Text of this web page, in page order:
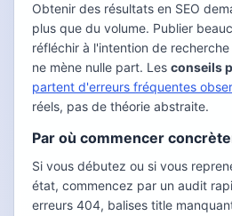
Obtenir des résultats en SEO
plus que du volume. Publier
réfléchir à l'intention de
ne mène nulle part. Les conseils
partent d'erreurs fréquentes
réels, pas de théorie abstraite.
Par où commencer
Si vous débutez ou si vous
état, commencez par un audit
erreurs 404, balises title